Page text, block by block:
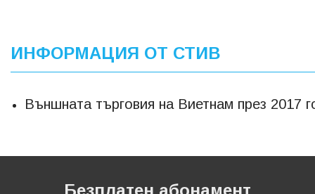
ИНФОРМАЦИЯ ОТ СТИВ
Външната търговия на Виетнам през 2017
Безплатен абонамент